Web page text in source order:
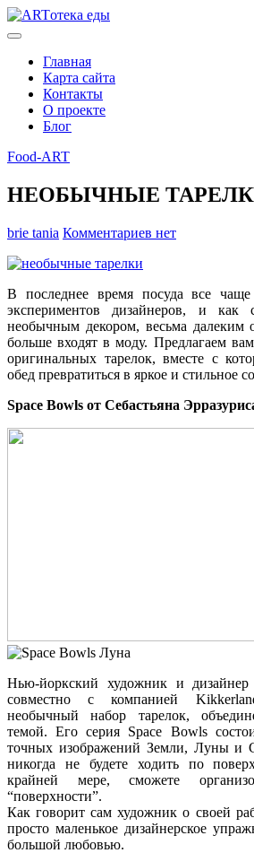
Главная
Карта сайта
Контакты
О проекте
Блог
Food-ART
НЕОБЫЧНЫЕ
brie tania Комментариев нет
В последнее время посуда все чаще
экспериментов дизайнеров, и как
необычным декором, весьма далеким
больше входят в моду. Предлагаем
оригинальных тарелок, вместе с
обед превратиться в яркое и стильное
Space Bowls от Себастьяна
Нью-йоркский художник и дизайнер
совместно с компанией
необычный набор тарелок,
темой. Его серия Space Bowls
точных изображений Земли, Луны и
никогда не будете ходить по
крайней мере, сможете
“поверхности”.
Как говорит сам художник о своей
просто маленькое дизайнерское
большой любовью.